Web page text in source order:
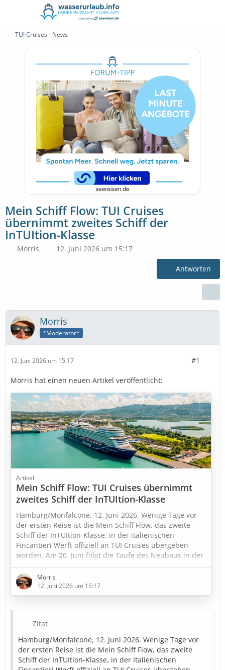
TUI Cruises - News
Mein Schiff Flow: TUI Cruises
übernimmt zweites Schiff der
InTUItion-Klasse
Morris 12. Juni 2026 um 15:17
Antworten
Morris
*Moderator*
12. Juni 2026 um 15:17 #1
Morris hat einen neuen Artikel veröffentlicht:
Artikel
Mein Schiff Flow: TUI Cruises übernimmt
zweites Schiff der InTUItion-Klasse
Hamburg/Monfalcone, 12. Juni 2026. Wenige Tage vor
der ersten Reise ist die Mein Schiff Flow, das zweite
Schiff der InTUItion-Klasse, in der italienischen
Fincantieri Werft offiziell an TUI Cruises übergeben
worden. Am 20. Juni folgt die Taufe des Neubaus in der
Bucht vor Triest.
Morris
12. Juni 2026 um 15:17
Zitat
Hamburg/Monfalcone, 12. Juni 2026. Wenige Tage vor
der ersten Reise ist die Mein Schiff Flow, das zweite
Schiff der InTUItion-Klasse, in der italienischen